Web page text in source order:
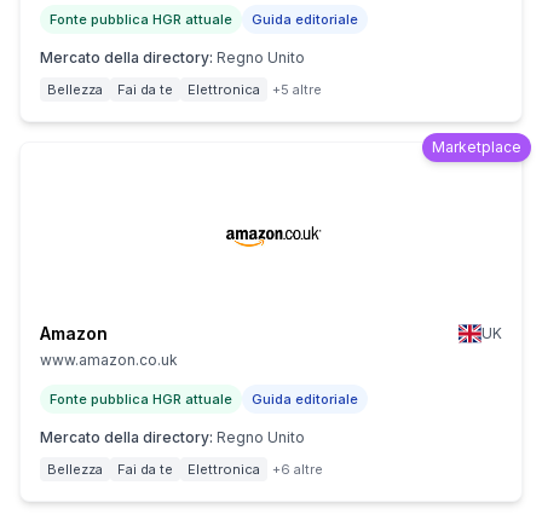
Fonte pubblica HGR attuale Guida editoriale
Mercato della directory: Regno Unito
Bellezza Fai da te Elettronica +5 altre
Marketplace
Amazon
UK
www.amazon.co.uk
Fonte pubblica HGR attuale Guida editoriale
Mercato della directory: Regno Unito
Bellezza Fai da te Elettronica +6 altre